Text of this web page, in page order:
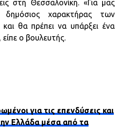
στη Θεσσαλονίκη. «Για μας
δημόσιος χαρακτήρας των
θα πρέπει να υπάρξει ένα
ο βουλευτής.
για τις επενδύσεις και
Ελλάδα μέσα από τα